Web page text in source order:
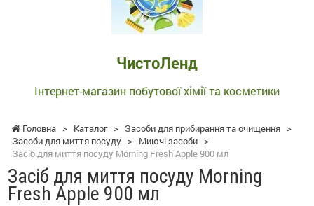
ЧистоЛенд
Інтернет-магазин побутової хімії та косметики
Головна > Каталог > Засоби для прибирання та очищення >
Засоби для миття посуду > Миючі засоби >
Засіб для миття посуду Morning Fresh Apple 900 мл
Засіб для миття посуду Morning
Fresh Apple 900 мл